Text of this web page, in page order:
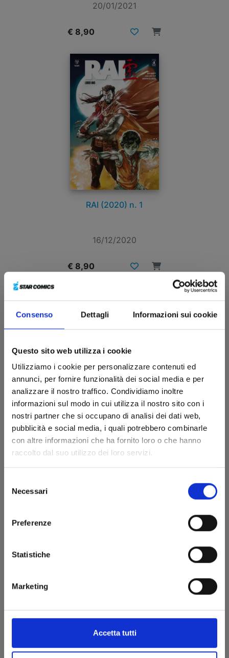
Consenso Dettagli Informazioni sui cookie
Questo sito web utilizza i cookie
Utilizziamo i cookie per personalizzare contenuti ed
annunci, per fornire funzionalità dei social media e per
analizzare il nostro traffico. Condividiamo inoltre
informazioni sul modo in cui utilizza il nostro sito con i
nostri partner che si occupano di analisi dei dati web,
pubblicità e social media, i quali potrebbero combinarle
con altre informazioni che ha fornito loro o che hanno
raccolto dal suo utilizzo dei loro servizi.
delNecessari
Preferenze
Statistiche
Marketing
Accetta tutti
20/01/2021
€ 8,90
RAI (2020) n. 1
16/12/2020
€ 8,90
LE CRONACHE DI ETERNAL WARRIOR n. 1